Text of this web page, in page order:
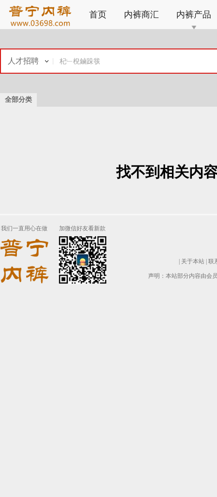
首页 内裤商汇 内裤产品
人才招聘
全部分类
找不到相关内
关于本站 联
声明：本站部分内容由会
我们一直用心在做 加微信好友看新款